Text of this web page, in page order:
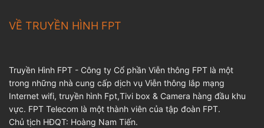
VỀ TRUYỀN HÌNH FPT
Truyền Hình FPT - Công ty Cổ phần Viễn thông FPT là một
trong những nhà cung cấp dịch vụ Viễn thông lắp mạng
Internet wifi, truyền hình Fpt,Tivi box & Camera hàng đầu khu
vực. FPT Telecom là một thành viên của tập đoàn FPT.
Chủ tịch HĐQT: Hoàng Nam Tiến.